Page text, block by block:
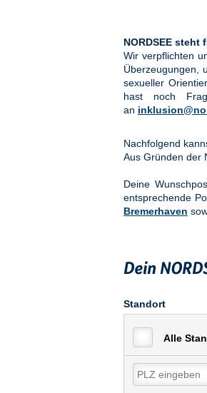
NORDSEE steht
Wir verpflichten
Überzeugungen,
sexueller
hast noch
an
Nachfolgend
Aus Gründen der
Deine
entsprechende
Bremerhaven
Dein
Standort
Alle